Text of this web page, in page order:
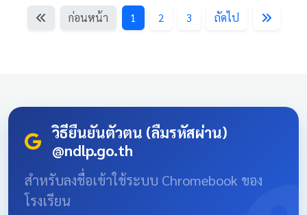
#003366 0%, #004080 100%); border-bottom: 5px solid
top: 10px; } .news-card-single::after { content: "🏆";
position: absolute; font-size: 8rem; bottom: -20px; right:
center; font-family: 'Sarabun', sans-serif; padding: 20px;
max-width: 800px; margin: 0 auto; } 📌 ข่าวประชาสัมพันธ์
ก่อนหน้า 1 2 3 ถัดไป
วิธียืนยันตัวตน (ลืมรหัสผ่าน)
@ndlp.go.th
สำหรับลงชื่อเข้าใช้ระบบ Chromebook ของ
โรงเรียน